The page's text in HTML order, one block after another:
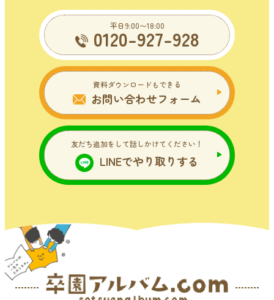
平日9:00〜18:00
0120-927-928
資料ダウンロードもできる
お問い合わせフォーム
友だち追加をして話しかけてください！
LINEでやり取りする